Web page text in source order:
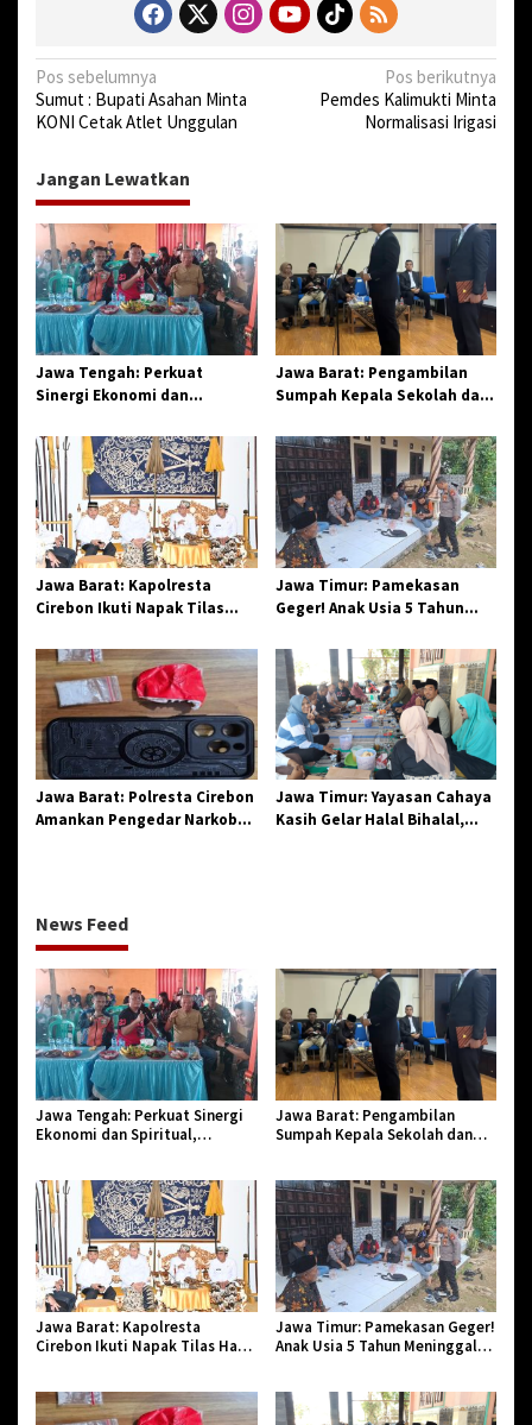
a
m
a
N
a
i
g
a
s
i
p
o
Pos sebelumnya
Sumut : Bupati Asahan Minta
KONI Cetak Atlet Unggulan
Pos berikutnya
Pemdes Kalimukti Minta
Normalisasi Irigasi
Jangan Lewatkan
Jawa Tengah: Perkuat
Sinergi Ekonomi dan
Jangkar Gelar Halal Bi Halal
di Losari
Jawa Barat: Pengambilan
Sumpah Kepala Sekolah dan
Penegasan Integritas
Aparatur Pendidikan dan
Birokrasi
Jawa Barat: Kapolresta
Cirebon Ikuti Napak Tilas
Sinergi dan Pelestarian
Sejarah
Jawa Timur: Pamekasan
Geger! Anak Usia 5 Tahun
Monyet
Jawa Barat: Polresta Cirebon
Amankan Pengedar Narkoba
Jawa Timur: Yayasan Cahaya
Kasih Gelar Halal Bihalal,
News Feed
Jawa Tengah: Perkuat Sinergi
Ekonomi dan Spiritual,
Jawa Barat: Pengambilan
Sumpah Kepala Sekolah dan
Pendidikan dan Birokrasi
Jawa Barat: Kapolresta
Cirebon Ikuti Napak Tilas Hari
Jawa Timur: Pamekasan Geger!
Anak Usia 5 Tahun Meninggal